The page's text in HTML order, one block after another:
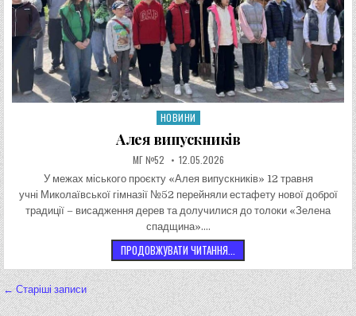
Опублікувати в
НОВИНИ
Алея випускників
АВТОР:
МГ №52 ДАТА ЗАПИСИ:
12.05.2026
У межах міського проєкту «Алея випускників» 12 травня
учні Миколаївської гімназії №52 перейняли естафету нової доброї
традиції – висадження дерев та долучилися до толоки «Зелена
спадщина»….
ПРОДОВЖУВАТИ ЧИТАННЯ...
Навігація за записами
← Старіші записи